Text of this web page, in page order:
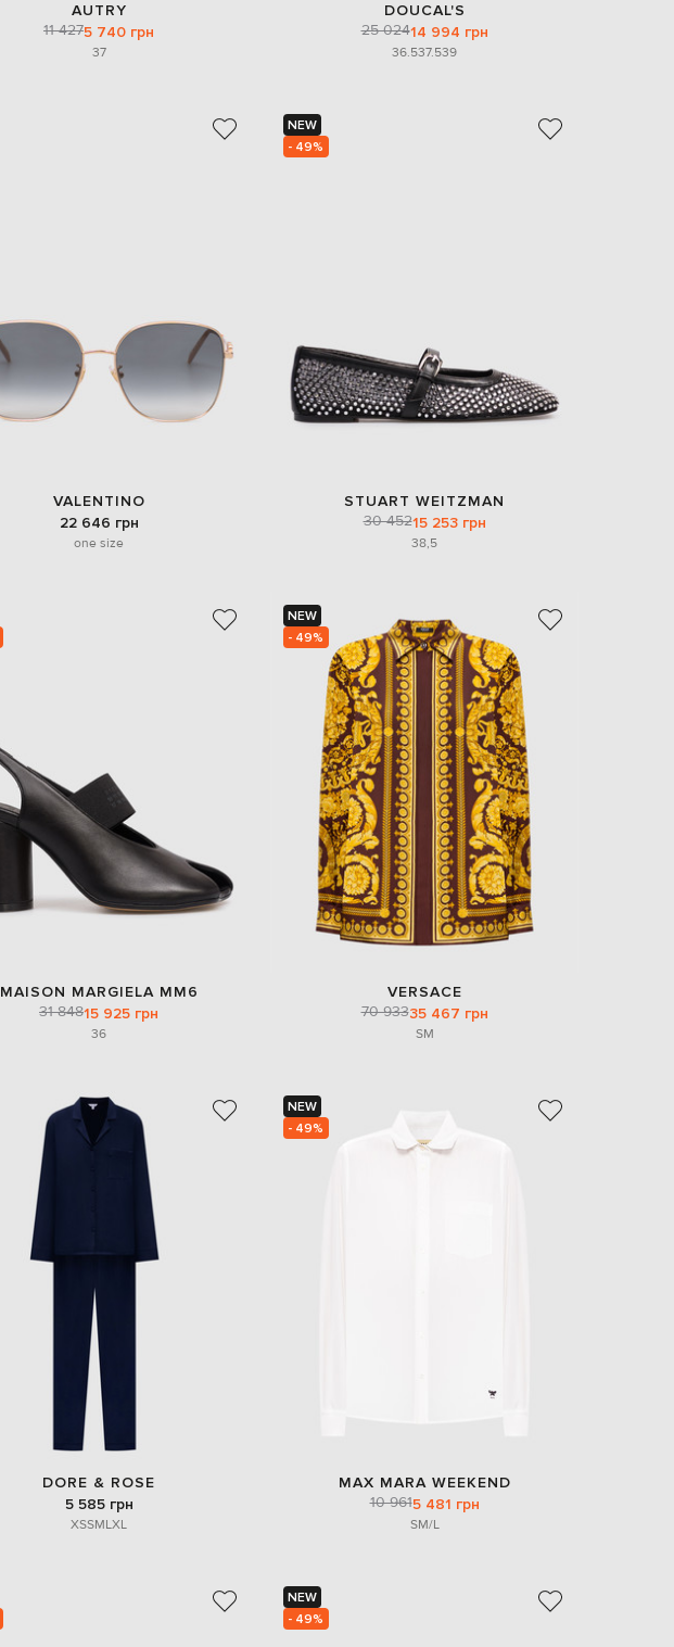
AUTRY
11 4275 740 грн
37
DOUCAL'S
25 02414 994 грн
36.537.539
VALENTINO
22 646 грн
one size
NEW
- 49%
STUART WEITZMAN
30 45215 253 грн
38,5
MAISON MARGIELA MM6
31 84815 925 грн
36
NEW
- 49%
VERSACE
70 93335 467 грн
SM
DORE & ROSE
5 585 грн
XSSMLXL
NEW
- 49%
MAX MARA WEEKEND
10 9615 481 грн
SM/L
NEW
- 49%